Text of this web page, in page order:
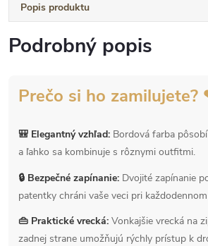
Popis produktu
Podrobný popis
Prečo si ho zamilujete?
🎒 Elegantný vzhľad: Bordová farba
a ľahko sa kombinuje s rôznymi outfitmi.
🔒 Bezpečné zapínanie: Dvojité zapínanie
patentky chráni vaše veci pri
👜 Praktické vrecká: Vonkajšie vrecká na
zadnej strane umožňujú rýchly prístup k